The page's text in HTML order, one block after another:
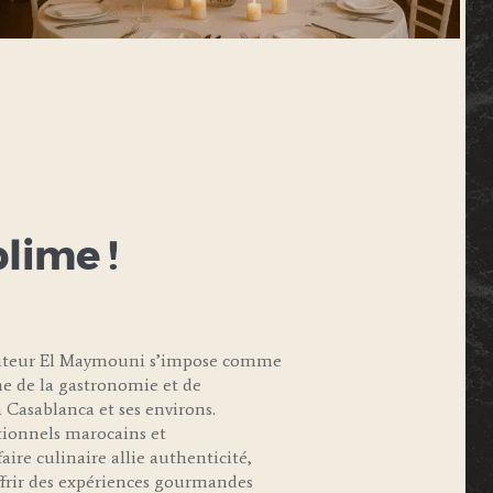
!
El Maymouni s’impose comme
de la gastronomie et de
et ses environs.
marocains et
culinaire allie authenticité,
des expériences gourmandes